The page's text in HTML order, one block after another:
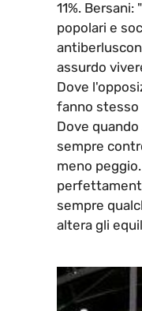
11%.
popolari e
assurdo
Dove
fanno stesso
Dove
sempre
meno
sempre
altera gli